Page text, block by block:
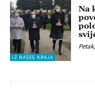
IZ NAŠEG KRAJA
Na